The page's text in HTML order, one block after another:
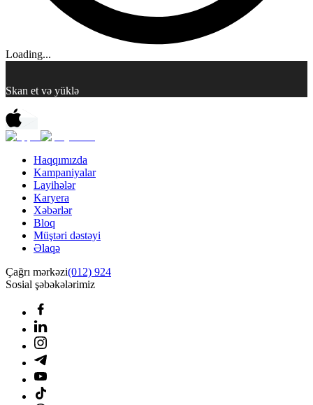
Loading...
Skan et və yüklə
Haqqımızda
Kampaniyalar
Layihələr
Karyera
Xəbərlər
Bloq
Müştəri dəstəyi
Əlaqə
Çağrı mərkəzi(012) 924
Sosial şəbəkələrimiz